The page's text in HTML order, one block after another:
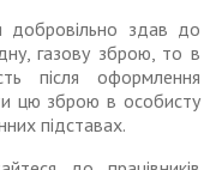
добровільно здав до
газову зброю, то в
після оформлення
цю зброю в особисту
підставах.